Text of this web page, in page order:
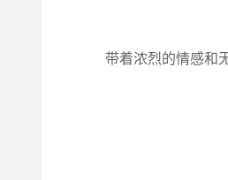
带着浓烈的情感和无